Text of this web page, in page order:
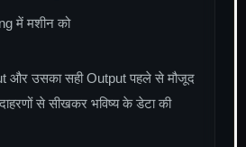
में मशीन को
और उसका सही Output पहले से मौजूद
से सीखकर भविष्य के डेटा की